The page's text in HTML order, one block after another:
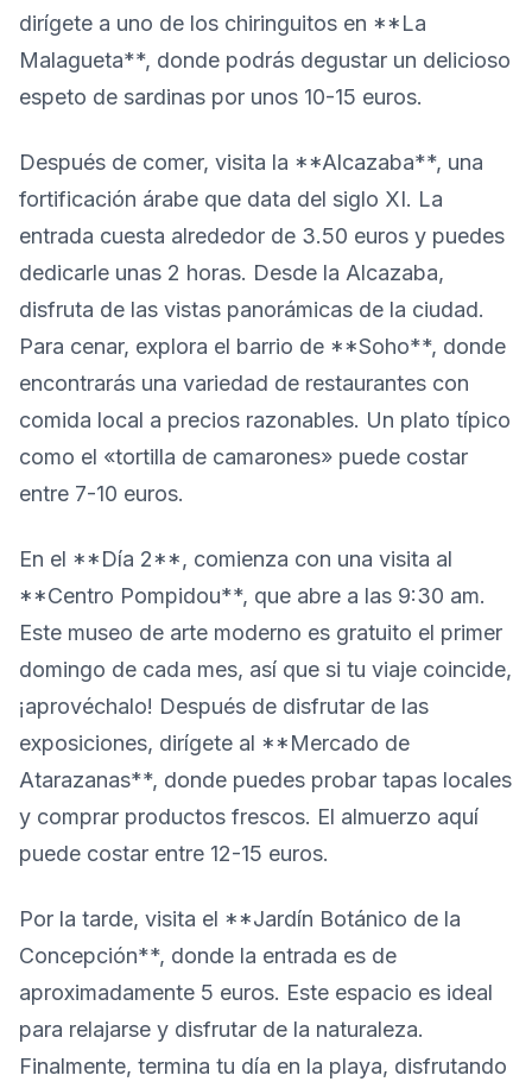
dirígete a uno de los chiringuitos en **La
Malagueta**, donde podrás degustar un delicioso
espeto de sardinas por unos 10-15 euros.
Después de comer, visita la **Alcazaba**, una
fortificación árabe que data del siglo XI. La
entrada cuesta alrededor de 3.50 euros y puedes
dedicarle unas 2 horas. Desde la Alcazaba,
disfruta de las vistas panorámicas de la ciudad.
Para cenar, explora el barrio de **Soho**, donde
encontrarás una variedad de restaurantes con
comida local a precios razonables. Un plato típico
como el «tortilla de camarones» puede costar
entre 7-10 euros.
En el **Día 2**, comienza con una visita al
**Centro Pompidou**, que abre a las 9:30 am.
Este museo de arte moderno es gratuito el primer
domingo de cada mes, así que si tu viaje coincide,
¡aprovéchalo! Después de disfrutar de las
exposiciones, dirígete al **Mercado de
Atarazanas**, donde puedes probar tapas locales
y comprar productos frescos. El almuerzo aquí
puede costar entre 12-15 euros.
Por la tarde, visita el **Jardín Botánico de la
Concepción**, donde la entrada es de
aproximadamente 5 euros. Este espacio es ideal
para relajarse y disfrutar de la naturaleza.
Finalmente, termina tu día en la playa, disfrutando